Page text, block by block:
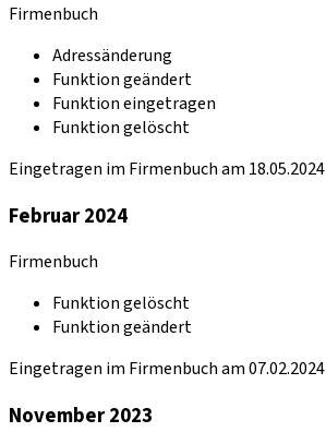
Firmenbuch
Adressänderung
Funktion geändert
Funktion eingetragen
Funktion gelöscht
Eingetragen im Firmenbuch am 18.05.2024
Februar 2024
Firmenbuch
Funktion gelöscht
Funktion geändert
Eingetragen im Firmenbuch am 07.02.2024
November 2023